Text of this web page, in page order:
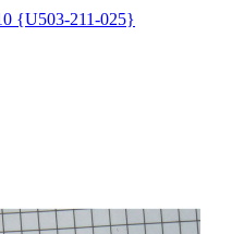
{U503-211-025}